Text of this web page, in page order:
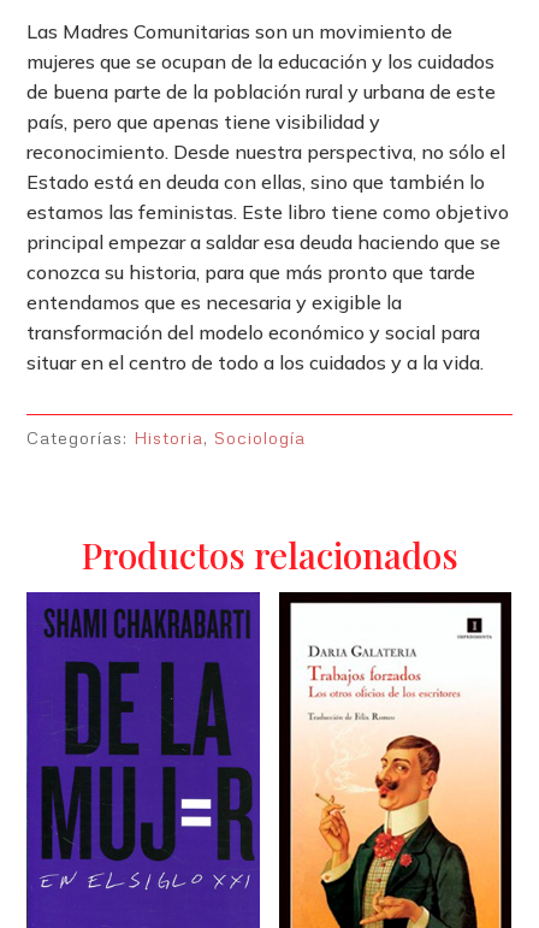
Las Madres Comunitarias son un movimiento de
mujeres que se ocupan de la educación y los cuidados
de buena parte de la población rural y urbana de este
país, pero que apenas tiene visibilidad y
reconocimiento. Desde nuestra perspectiva, no sólo el
Estado está en deuda con ellas, sino que también lo
estamos las feministas. Este libro tiene como objetivo
principal empezar a saldar esa deuda haciendo que se
conozca su historia, para que más pronto que tarde
entendamos que es necesaria y exigible la
transformación del modelo económico y social para
situar en el centro de todo a los cuidados y a la vida.
Categorías: Historia, Sociología
Productos relacionados